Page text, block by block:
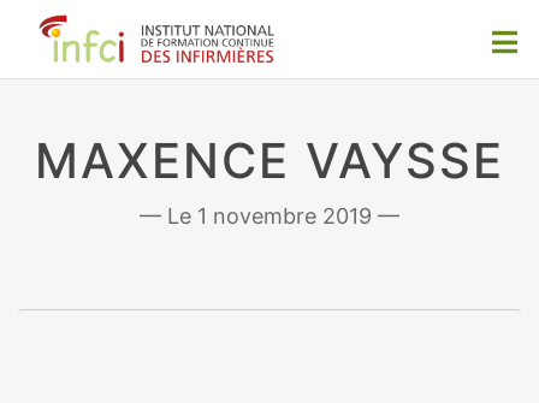
MAXENCE VAYSSE
1 novembre 2019